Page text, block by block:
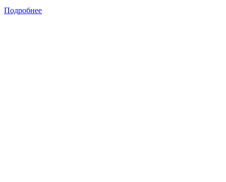
Подробнее